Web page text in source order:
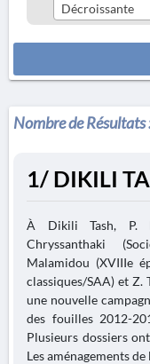
Décroissante
Nombre de Résultats
1/ DIKILI
À Dikili Tash, P.
Chryssanthaki
Malamidou (XVIIIe
classiques/SAA) et Z.
une nouvelle
des fouilles 2012-
Plusieurs dossiers
Les aménagements